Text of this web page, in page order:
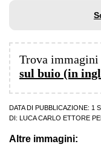
Trova
sul buio (in
DATA DI PUBBLICAZIONE: 1
DI:
LUCA CARLO ETTORE
Altre immagini: